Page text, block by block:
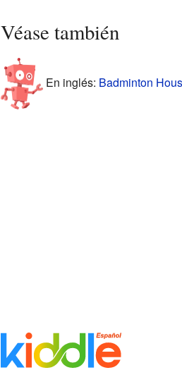
Véase también
En inglés: Badminton